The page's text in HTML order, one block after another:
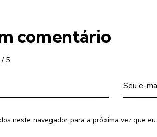
comentário
/ 5
neste navegador para a próxima vez que